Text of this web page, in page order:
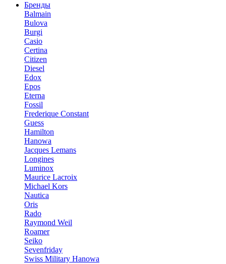
Бренды
Balmain
Bulova
Burgi
Casio
Certina
Citizen
Diesel
Edox
Epos
Eterna
Fossil
Frederique Constant
Guess
Hamilton
Hanowa
Jacques Lemans
Longines
Luminox
Maurice Lacroix
Michael Kors
Nautica
Oris
Rado
Raymond Weil
Roamer
Seiko
Sevenfriday
Swiss Military Hanowa